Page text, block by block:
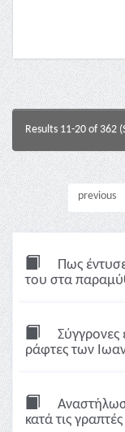
Results 11-20 of 362
previous
Πως
του στα
Σύγγρονες
ράφτες των
κατά τις